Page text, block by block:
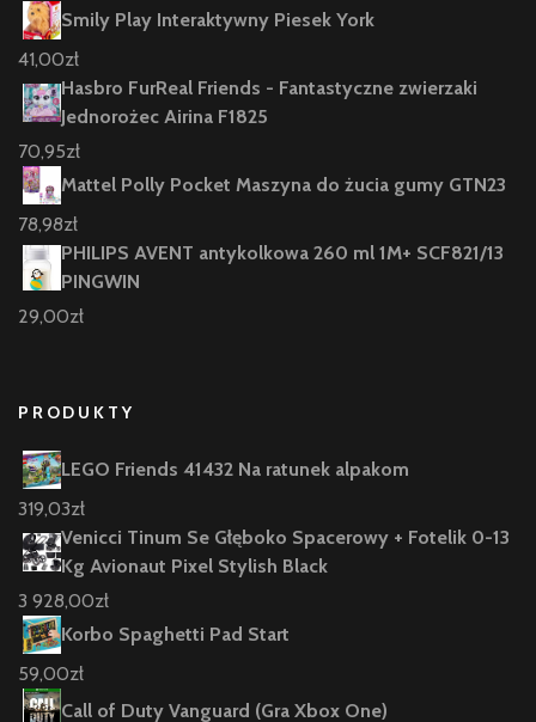
Smily Play Interaktywny Piesek York
41,00zł
Hasbro FurReal Friends - Fantastyczne zwierzaki
Jednorożec Airina F1825
70,95zł
Mattel Polly Pocket Maszyna do żucia gumy GTN23
78,98zł
PHILIPS AVENT antykolkowa 260 ml 1M+ SCF821/13
PINGWIN
29,00zł
PRODUKTY
LEGO Friends 41432 Na ratunek alpakom
319,03zł
Venicci Tinum Se Głęboko Spacerowy + Fotelik 0-13
Kg Avionaut Pixel Stylish Black
3 928,00zł
Korbo Spaghetti Pad Start
59,00zł
Call of Duty Vanguard (Gra Xbox One)